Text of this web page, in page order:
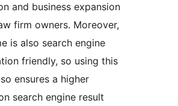
and business expansion
firm owners. Moreover,
is also search engine
friendly, so using this
ensures a higher
search engine result